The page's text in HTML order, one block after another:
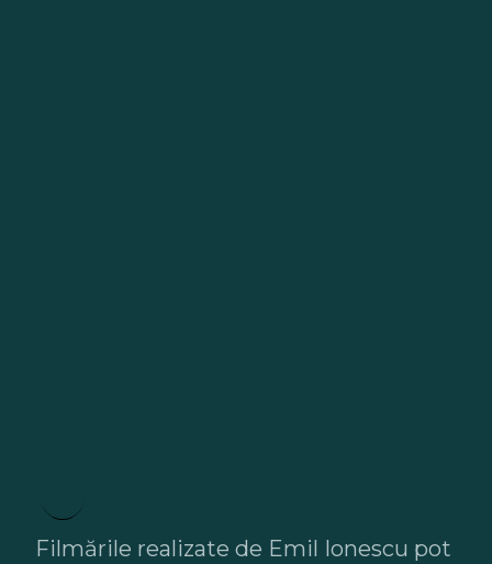
Filmările realizate de Emil Ionescu pot